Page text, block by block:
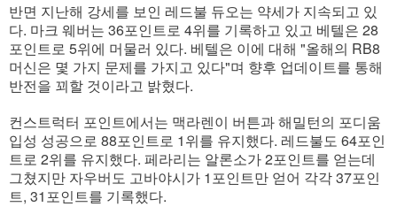
반면 지난해 강세를 보인 레드불 듀오는 약세가 지속되고 있
다. 마크 웨버는 36포인트로 4위를 기록하고 있고 베텔은 28
포인트로 5위에 머물러 있다. 베텔은 이에 대해 "올해의 RB8
머신은 몇 가지 문제를 가지고 있다"며 향후 업데이트를 통해
반전을 꾀할 것이라고 밝혔다.
컨스트럭터 포인트에서는 맥라렌이 버튼과 해밀턴의 포디움
입성 성공으로 88포인트로 1위를 유지했다. 레드불도 64포인
트로 2위를 유지했다. 페라리는 알론소가 2포인트를 얻는데
그쳤지만 자우버도 고바야시가 1포인트만 얻어 각각 37포인
트, 31포인트를 기록했다.